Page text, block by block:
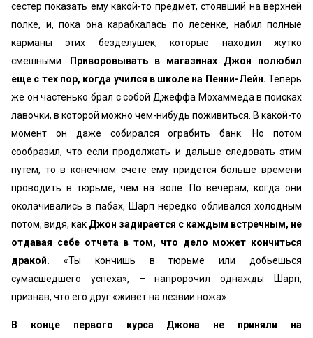
сестер показать ему какой-то предмет, стоявший на верхней
полке, и, пока она карабкалась по лесенке, набил полные
карманы этих безделушек, которые находил жутко
смешными.
Приворовывать в магазинах Джон полюбил
еще с тех пор, когда учился в школе на Пенни-Лейн. Теперь
же он частенько брал с собой Джеффа Мохаммеда в поисках
лавочки, в которой можно чем-нибудь поживиться. В какой-то
момент он даже собирался ограбить банк. Но потом
сообразил, что если продолжать и дальше следовать этим
путем, то в конечном счете ему придется больше времени
проводить в тюрьме, чем на воле. По вечерам, когда они
околачивались в пабах, Шарп нередко обливался холодным
потом, видя, как Джон задирается с каждым встречным, не
отдавая себе отчета в том, что дело может кончиться
дракой. «Ты кончишь в тюрьме или добьешься
сумасшедшего успеха», – напророчил однажды Шарп,
признав, что его друг «живет на лезвии ножа».
В конце первого курса Джона не приняли на